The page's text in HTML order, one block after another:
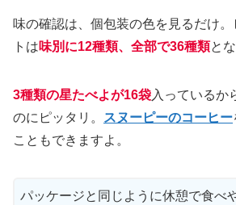
味の確認は、個包装の色を見るだけ
トは味別に12種類、全部で36種類と
3種類の星たべよが16袋入っているか
のにピッタリ。
スヌーピーのコーヒー
こともできますよ。
パッケージと同じように休憩で食べ